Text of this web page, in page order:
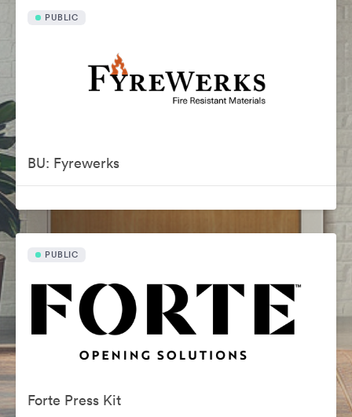
PUBLIC
BU: Fyrewerks
PUBLIC
Forte Press Kit